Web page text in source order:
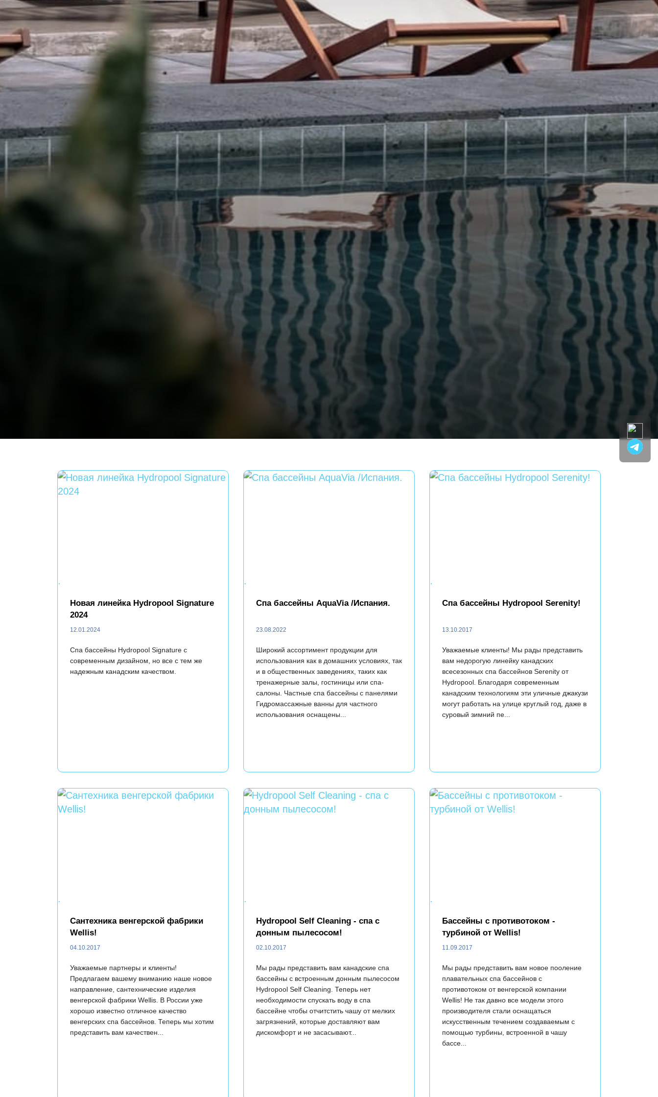
.
Новая линейка Hydropool Signature
2024
12.01.2024
Спа бассейны Hydropool Signature с
современным дизайном, но все с тем же
надежным канадским качеством.
.
Спа бассейны AquaVia /Испания.
23.08.2022
Широкий ассортимент продукции для
использования как в домашних условиях, так
и в общественных заведениях, таких как
тренажерные залы, гостиницы или спа-
салоны. Частные спа бассейны с панелями
Гидромассажные ванны для частного
использования оснащены...
.
Спа бассейны Hydropool Serenity!
13.10.2017
Уважаемые клиенты! Мы рады представить
вам недорогую линейку канадских
всесезонных спа бассейнов Serenity от
Hydropool. Благодаря современным
канадским технологиям эти уличные джакузи
могут работать на улице круглый год, даже в
суровый зимний пе...
.
Сантехника венгерской фабрики
Wellis!
04.10.2017
Уважаемые партнеры и клиенты!
Предлагаем вашему вниманию наше новое
направление, сантехнические изделия
венгерской фабрики Wellis. В России уже
хорошо известно отличное качество
венгерских спа бассейнов. Теперь мы хотим
представить вам качествен...
.
Hydropool Self Cleaning - спа с
донным пылесосом!
02.10.2017
Мы рады представить вам канадские спа
бассейны с встроенным донным пылесосом
Hydropool Self Cleaning. Теперь нет
необходимости спускать воду в спа
бассейне чтобы отчитстить чашу от мелких
загрязнений, которые доставляют вам
дискомфорт и не засасывают...
.
Бассейны с противотоком -
турбиной от Wellis!
11.09.2017
Мы рады представить вам новое пооление
плавательных спа бассейнов с
противотоком от венгерской компании
Wellis! Не так давно все модели этого
производителя стали оснащаться
искусственным течением создаваемым с
помощью турбины, встроенной в чашу
бассе...